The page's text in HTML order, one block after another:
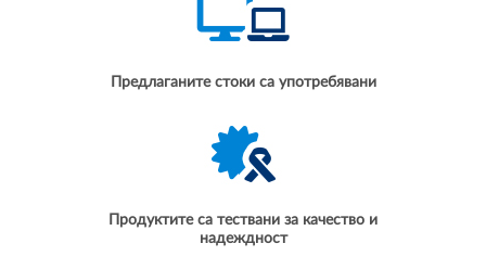
Предлаганите стоки са употребявани
Продуктите са тествани за качество и
надеждност